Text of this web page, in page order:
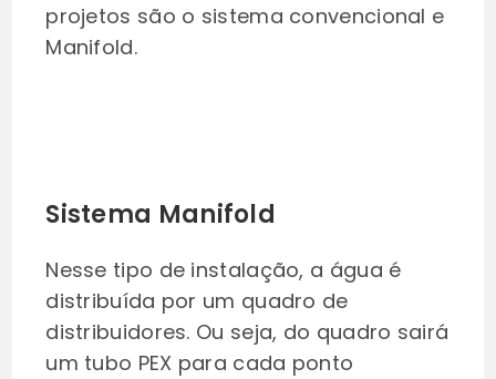
projetos são o sistema convencional e
Manifold.
Sistema Manifold
Nesse tipo de instalação, a água é
distribuída por um quadro de
distribuidores. Ou seja, do quadro sairá
um tubo PEX para cada ponto